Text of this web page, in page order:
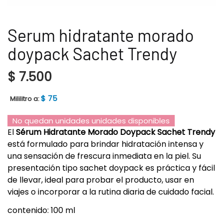
Serum hidratante morado
doypack Sachet Trendy
$ 7.500
Mililitro a:$ 75
No quedan unidades unidades disponibles
ElSérum Hidratante Morado Doypack Sachet Trendy
está formulado para brindar hidratación intensa y
una sensación de frescura inmediata en la piel. Su
presentación tipo sachet doypack es práctica y fácil
de llevar, ideal para probar el producto, usar en
viajes o incorporar a la rutina diaria de cuidado facial.
contenido: 100 ml